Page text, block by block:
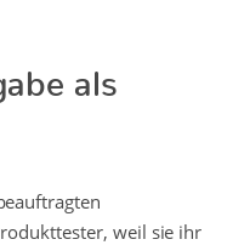
als
weil sie ihr